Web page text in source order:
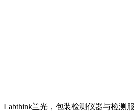
Labthink兰光，包装检测仪器与检测服